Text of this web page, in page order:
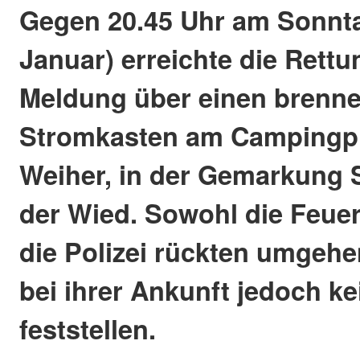
Gegen 20.45 Uhr am
Januar) erreichte die
Meldung über einen
Stromkasten am
Weiher, in der Gemarkung
der Wied. Sowohl die
die Polizei rückten
bei ihrer Ankunft jedoch
feststellen.